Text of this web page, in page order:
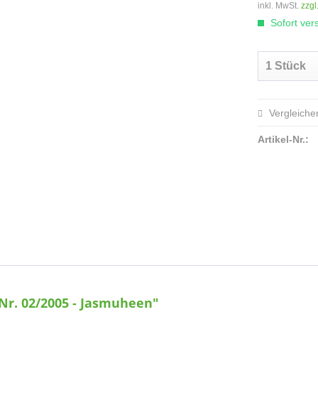
inkl. MwSt.
Sofort
Artikel-Nr.:
02/2005 - Jasmuheen"